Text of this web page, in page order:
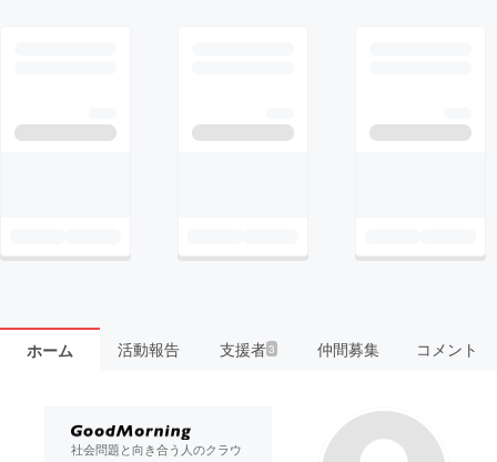
ホーム 活動報告 支援者3 仲間募集 コメント
社会問題と向き合う人のクラウ